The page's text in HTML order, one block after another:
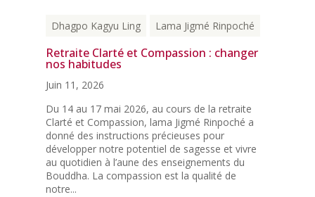
Dhagpo Kagyu Ling Lama Jigmé Rinpoché
Retraite Clarté et Compassion : changer
nos habitudes
Juin 11, 2026
Du 14 au 17 mai 2026, au cours de la retraite
Clarté et Compassion, lama Jigmé Rinpoché a
donné des instructions précieuses pour
développer notre potentiel de sagesse et vivre
au quotidien à l’aune des enseignements du
Bouddha. La compassion est la qualité de
notre...